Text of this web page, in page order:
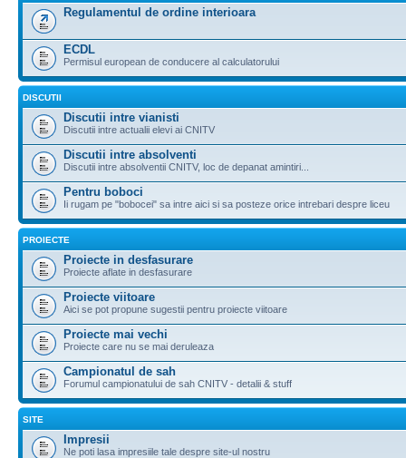
Regulamentul de ordine interioara
ECDL
Permisul european de conducere al calculatorului
DISCUTII
Discutii intre vianisti
Discutii intre actualii elevi ai CNITV
Discutii intre absolventi
Discutii intre absolventii CNITV, loc de depanat amintiri...
Pentru boboci
Ii rugam pe "bobocei" sa intre aici si sa posteze orice intrebari despre liceu
PROIECTE
Proiecte in desfasurare
Proiecte aflate in desfasurare
Proiecte viitoare
Aici se pot propune sugestii pentru proiecte viitoare
Proiecte mai vechi
Proiecte care nu se mai deruleaza
Campionatul de sah
Forumul campionatului de sah CNITV - detalii & stuff
SITE
Impresii
Ne poti lasa impresiile tale despre site-ul nostru